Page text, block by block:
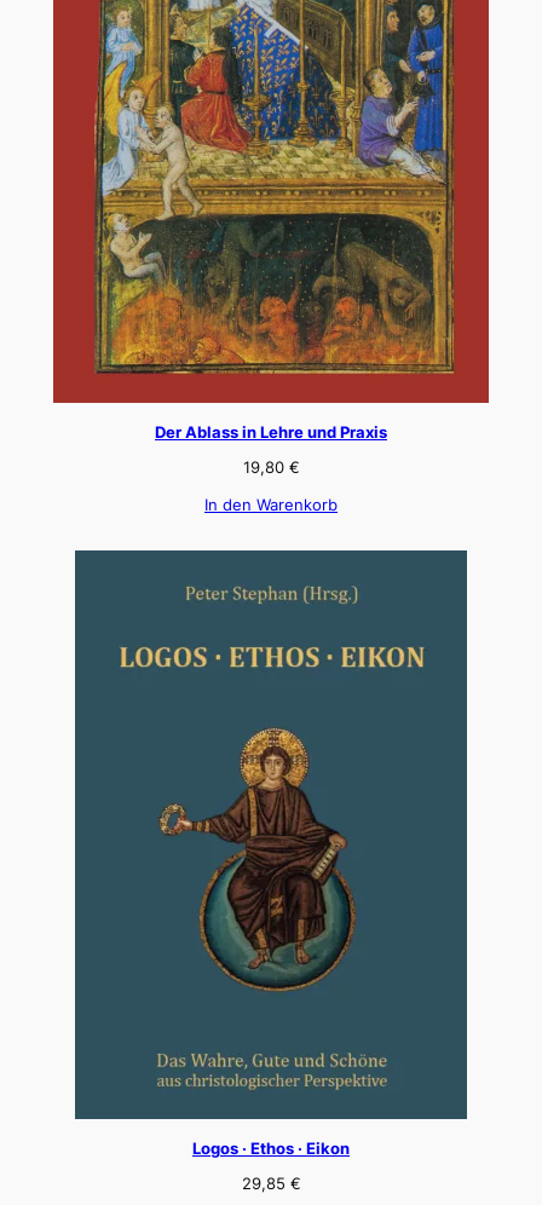
Der Ablass in Lehre und Praxis
19,80 €
In den Warenkorb
Logos · Ethos · Eikon
29,85 €